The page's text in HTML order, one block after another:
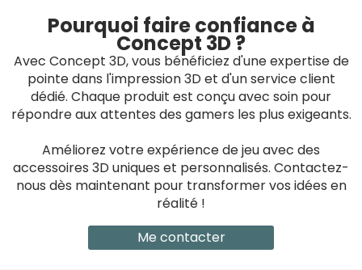
Pourquoi faire confiance à
Concept 3D ?
Avec Concept 3D, vous bénéficiez d'une expertise de
pointe dans l'impression 3D et d'un service client
dédié. Chaque produit est conçu avec soin pour
répondre aux attentes des gamers les plus exigeants.
Améliorez votre expérience de jeu avec des
accessoires 3D uniques et personnalisés. Contactez-
nous dès maintenant pour transformer vos idées en
réalité !
Me contacter